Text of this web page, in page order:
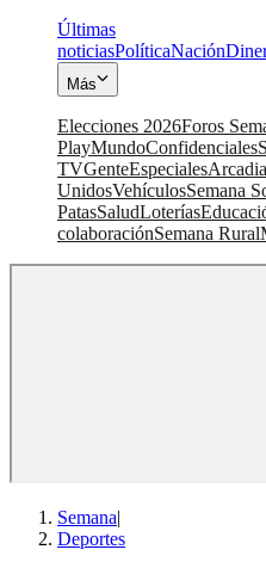
Últimas
noticiasPolíticaNación
Más
Elecciones 2026Foros
PlayMundoConfidenciales
TVGenteEspecialesArcadia
UnidosVehículosSemana
PatasSaludLoterías
colaboraciónSemana Rural
Semana|
Deportes